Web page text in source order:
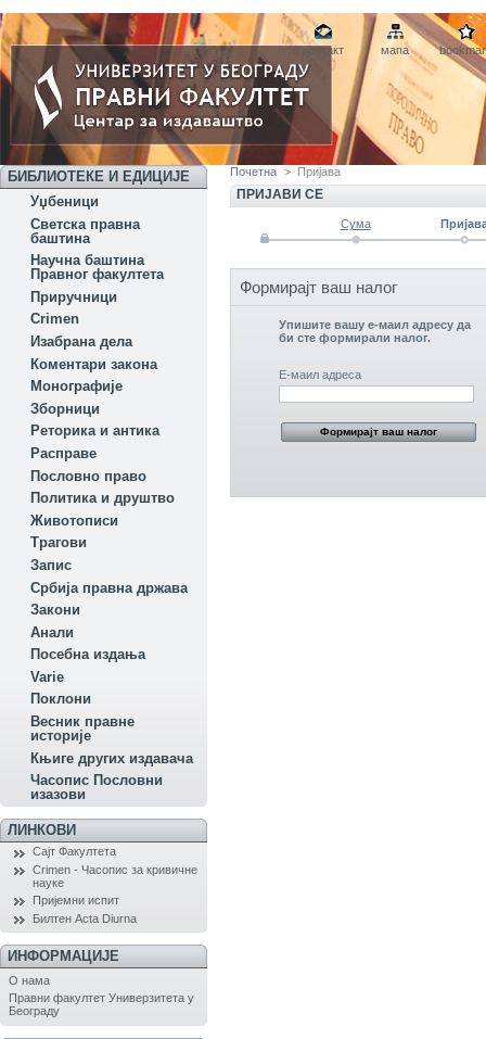
контакт мапа
БИБЛИОТЕКЕ И ЕДИЦИЈЕ
Уџбеници
Светска правна
баштина
Научна баштина
Правног факултета
Приручници
Crimen
Изабрана дела
Коментари закона
Монографије
Зборници
Реторика и антика
Расправе
Пословно право
Политика и друштво
Животописи
Трагови
Запис
Србија правна држава
Закони
Aнали
Посебна издања
Variе
Поклони
Весник правне
историје
Књиге других издавача
Часопис Пословни
изазови
ЛИНКОВИ
Сајт Факултета
Crimen - Часопис за кривичне
науке
Пријемни испит
Билтен Acta Diurna
ИНФОРМАЦИЈЕ
О нама
Правни факултет Универзитета у
Београду
Почетна > Пријава
ПРИЈАВИ СЕ
Сума
Формирајт ваш налог
Упишите вашу е-маил адресу да
би сте формирали налог.
Е-маил адреса